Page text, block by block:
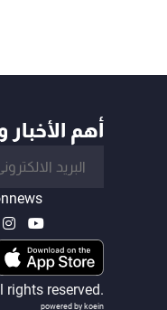
أهم
reserved.
powered by koein